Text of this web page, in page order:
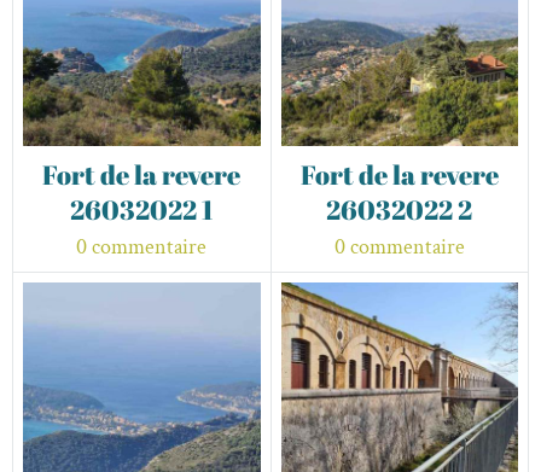
Fort de la revere
26032022 1
0 commentaire
Fort de la revere
26032022 2
0 commentaire